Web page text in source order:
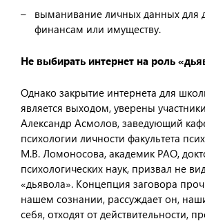
выманивание личных данных для
финансам или имуществу.
Не выбирать интернет на роль
Однако закрытие интернета для
является выходом, уверены
Александр Асмолов, заведующий
психологии личности факультета
М.В. Ломоносова, академик РАО,
психологических наук, призвал не
«дьявола». Концепция заговора
нашем сознании, рассуждает он,
себя, отходят от действительности,